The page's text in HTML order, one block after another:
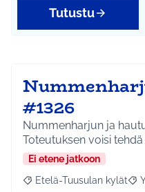
Tutustu
#1326
Nummenharjun ja
Toteutuksen voisi
Ei etene jatkoon
Rajaa tulokset aihepiirin
Etelä-Tuusulan kylät